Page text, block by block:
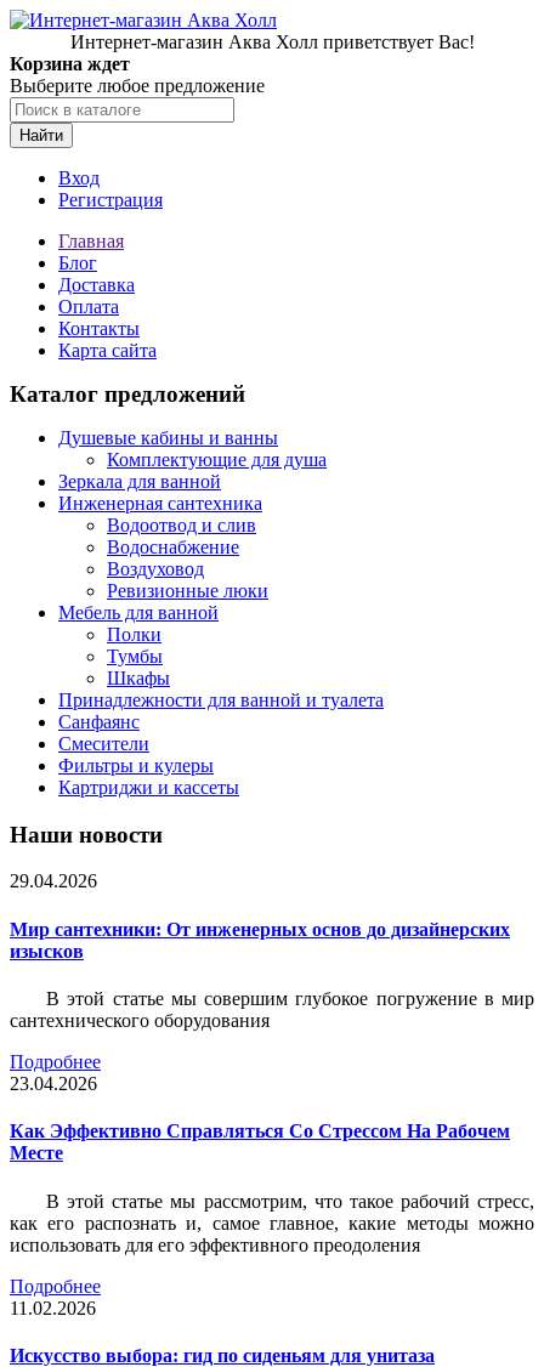
Интернет-магазин Аква Холл приветствует Вас!
Корзина ждет
Выберите любое предложение
Найти
Вход
Регистрация
Главная
Блог
Доставка
Оплата
Контакты
Карта сайта
Каталог предложений
Душевые кабины и ванны
Комплектующие для душа
Зеркала для ванной
Инженерная сантехника
Водоотвод и слив
Водоснабжение
Воздуховод
Ревизионные люки
Мебель для ванной
Полки
Тумбы
Шкафы
Принадлежности для ванной и туалета
Санфаянс
Смесители
Фильтры и кулеры
Картриджи и кассеты
Наши новости
29.04.2026
Мир сантехники: От инженерных основ до дизайнерских
изысков
В этой статье мы совершим глубокое погружение в мир
сантехнического оборудования
Подробнее
23.04.2026
Как Эффективно Справляться Со Стрессом На Рабочем
Месте
В этой статье мы рассмотрим, что такое рабочий стресс,
как его распознать и, самое главное, какие методы можно
использовать для его эффективного преодоления
Подробнее
11.02.2026
Искусство выбора: гид по сиденьям для унитаза